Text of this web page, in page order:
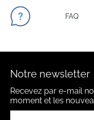
FAQ
Notre newsletter
Recevez par e-mail
moment et les